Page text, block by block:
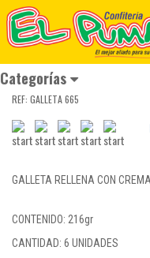
Categorías
Inicio
Productos
GALLETAS DUX RELLENA SABOR
GALLETAS DUX
CARAMELO
REF: GALLETA 665
GALLETA RELLENA CON
CONTENIDO: 216gr
CANTIDAD: 6 UNIDADES